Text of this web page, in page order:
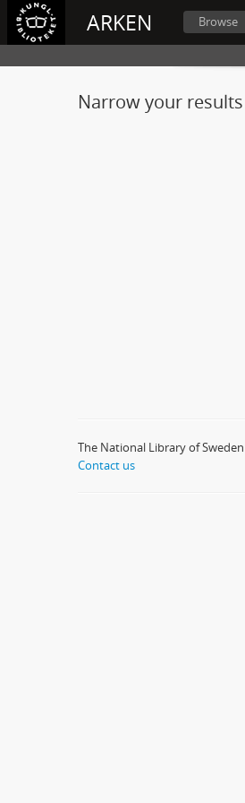
ARKEN Browse
Narrow your
The National Library of Sweden
Contact us